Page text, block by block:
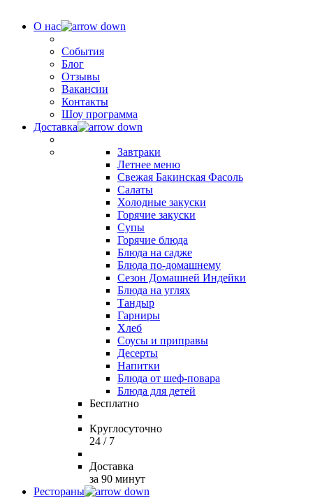
О нас
События
Блог
Отзывы
Вакансии
Контакты
Шоу программа
Доставка
Завтраки
Летнее меню
Свежая Бакинская Фасоль
Салаты
Холодные закуски
Горячие закуски
Супы
Горячие блюда
Блюда на садже
Блюда по-домашнему
Сезон Домашней Индейки
Блюда на углях
Тандыр
Гарниры
Хлеб
Соусы и приправы
Десерты
Напитки
Блюда от шеф-повара
Блюда для детей
Бесплатно
Круглосуточно
24 / 7
Доставка
за 90 минут
Рестораны